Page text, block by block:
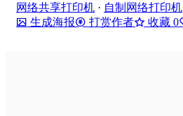
网络共享打印机 · 自制网络打印机
生成海报
打赏作者 收藏 0